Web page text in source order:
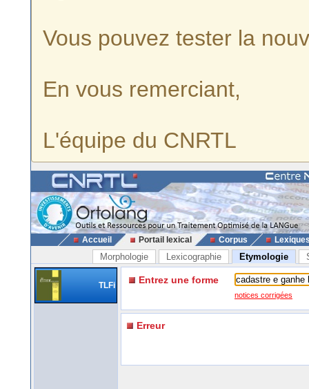
Vous pouvez tester la
En vous remerciant,
L'équipe du CNRTL
Accueil Portail lexical Corpus
Morphologie Lexicographie Etymologie
TLFi Entrez une forme
notices corrigées
Erreur